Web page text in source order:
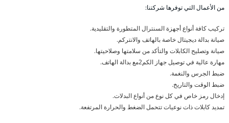
من الأعمال التي توفرها شركتنا:
تركيب كافة أنواع أجهزة السنترال المتطورة والتقليدية.
صيانة بدالة ديجيتال خاصة بالهاتف والانتركم.
صيانة وتصليح الكابلات والتأكد من سلامتها وصلاحيتها.
مهارة عالية في توصيل جهاز الكم2مع بدالة الهاتف.
ضبط الجرس والنغمة.
ضبط الوقت والتاريخ.
إدخال رمز خاص في كل نوع من أنواع البدلات.
تمديد كابلات ذات نوعيات تتحمل الضغط والحرارة المرتفعة.